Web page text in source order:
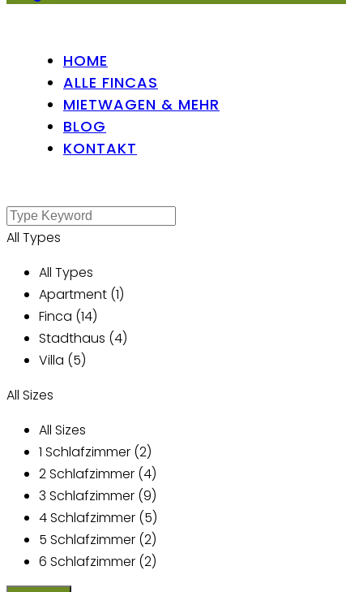
HOME
ALLE FINCAS
MIETWAGEN & MEHR
BLOG
KONTAKT
All Types
All Types
Apartment (1)
Finca (14)
Stadthaus (4)
Villa (5)
All Sizes
All Sizes
1 Schlafzimmer (2)
2 Schlafzimmer (4)
3 Schlafzimmer (9)
4 Schlafzimmer (5)
5 Schlafzimmer (2)
6 Schlafzimmer (2)